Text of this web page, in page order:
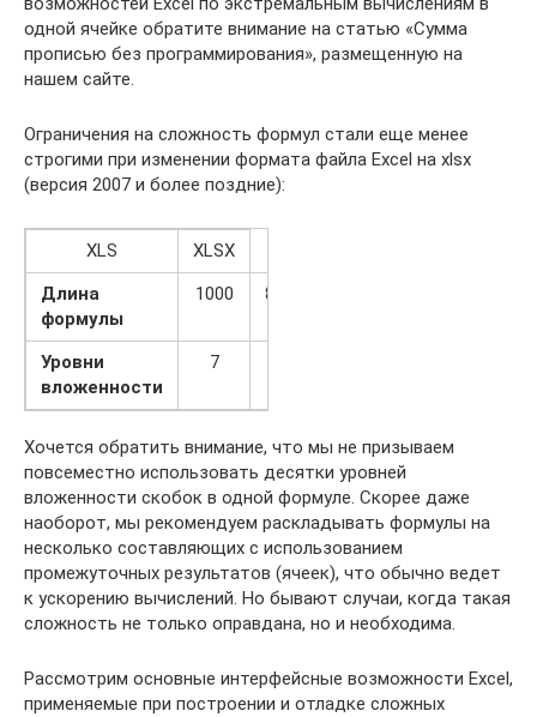
одной ячейке обратите внимание на статью «Сумма
прописью без программирования», размещенную на
нашем сайте.
Ограничения на сложность формул стали еще менее
строгими при изменении формата файла Excel на xlsx
(версия 2007 и более поздние):
XLS
XLSX
Длина
формулы
1000 8000
Уровни
вложенности
7
Хочется обратить внимание, что мы не призываем
повсеместно использовать десятки уровней
вложенности скобок в одной формуле. Скорее даже
наоборот, мы рекомендуем раскладывать формулы на
несколько составляющих с использованием
промежуточных результатов (ячеек), что обычно ведет
к ускорению вычислений. Но бывают случаи, когда такая
сложность не только оправдана, но и необходима.
Рассмотрим основные интерфейсные возможности Excel,
применяемые при построении и отладке сложных